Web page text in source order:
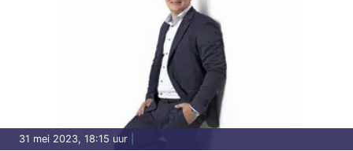
31 mei 2023, 18:15 uur